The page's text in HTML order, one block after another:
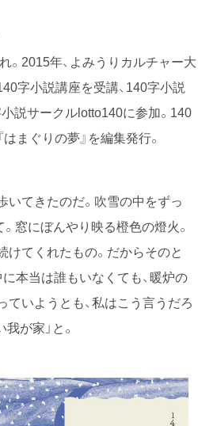
。2015年、よみうりカルチャー大
字小説講座を受講、140字小説
説サークルlotto140に参加。140
まぐりの夢』を編集発行。
いてきたのだ。吹雪の中をずっ
窓にぼんやり映る橙色の燈火。
けてくれたもの。だからそのと
本当は誰もいなくても、暖炉の
ていようとも、私はこう言うだろ
が家」と。